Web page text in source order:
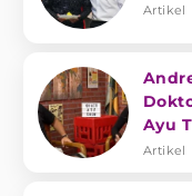
Artikel
Ayu
Artikel